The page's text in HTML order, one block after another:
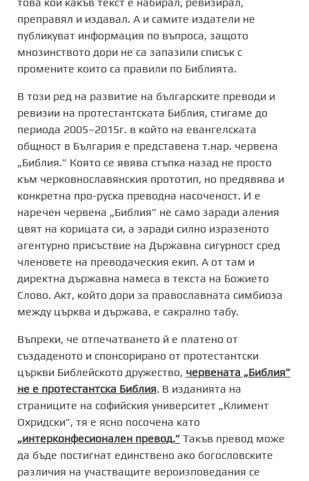
преправял и издавал. А и самите издатели не
публикуват информация по въпроса, защото
мнозинството дори не са запазили списък с
промените които са правили по Библията.
В този ред на развитие на българските преводи и
ревизии на протестантската Библия, стигаме до
периода 2005–2015г. в който на евангелската
общност в България е представена т.нар. червена
„Библия.” Която се явява стъпка назад не просто
към черковнославянския прототип, но предявява и
конкретна про-руска преводна насоченост. И е
наречен червена „Библия” не само заради аления
цвят на корицата си, а заради силно изразеното
агентурно присъствие на Държавна сигурност сред
членовете на преводаческия екип. А от там и
директна държавна намеса в текста на Божието
Слово. Акт, който дори за православната симбиоза
между църква и държава, е сакрално табу.
Въпреки, че отпечатването й е платено от
създаденото и спонсорирано от протестантски
църкви Библейското дружество, червената „Библия”
не е протестантска Библия. В изданията на
страниците на софийския университет „Климент
Охридски”, тя е ясно посочена като
„интерконфесионален превод.” Такъв превод може
да бъде постигнат единствено ако богословските
различия на участващите вероизповедания се